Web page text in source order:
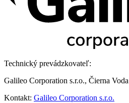
Technický prevádzkovateľ:
Galileo Corporation s.r.o., Čierna
Kontakt: Galileo Corporation s.r.o.